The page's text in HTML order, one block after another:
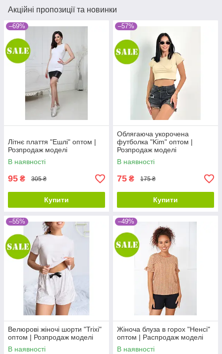
Акційні пропозиції та новинки
–69%
Літнє плаття "Ешлі" оптом |
Розпродаж моделі
В наявності
95 ₴ 305 ₴
Купити
–57%
Облягаюча укорочена
футболка "Kim" оптом |
Розпродаж моделі
В наявності
75 ₴ 175 ₴
Купити
–55%
Велюрові жіночі шорти "Trixi"
оптом | Розпродаж моделі
В наявності
–49%
Жіноча блуза в горох "Ненсі"
оптом | Распродаж моделі
В наявності